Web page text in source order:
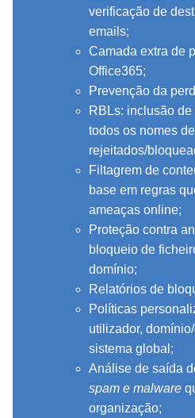
verificação de
emails;
Camada extra de
Office365;
Prevenção da
RBLs: inclusão
todos os nomes
rejeitados/
Filtagrem de
base em regras
ameaças online;
Proteção contra
bloqueio de
domínio;
Relatórios de
Políticas
utilizador,
sistema global;
Análise de saída
spam e malware
organização;